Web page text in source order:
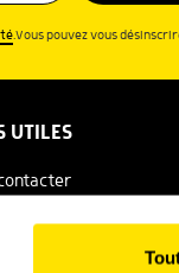
.Vous pouvez vous
UTILES
presse